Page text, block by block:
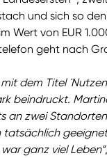
und sich so
Wert von EUR
geht nach
dem Titel
beindruckt.
an zwei
tatsächlich
ganz viel Leben“,